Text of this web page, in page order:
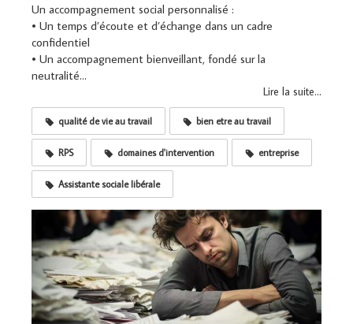
Un accompagnement social personnalisé :
• Un temps d’écoute et d’échange dans un cadre
confidentiel
• Un accompagnement bienveillant, fondé sur la
neutralité...
Lire la suite...
qualité de vie au travail bien etre au travail
RPS domaines d'intervention entreprise
Assistante sociale libérale